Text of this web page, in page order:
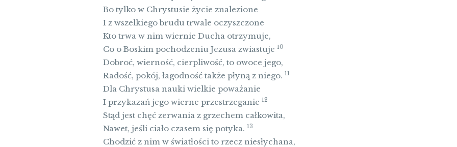
Bo tylko w Chrystusie życie znalezione
I z wszelkiego brudu trwale oczyszczone
Kto trwa w nim wiernie Ducha otrzymuje,
Co o Boskim pochodzeniu Jezusa zwiastuje 10
Dobroć, wierność, cierpliwość, to owoce jego,
Radość, pokój, łagodność także płyną z niego. 11
Dla Chrystusa nauki wielkie poważanie
I przykazań jego wierne przestrzeganie 12
Stąd jest chęć zerwania z grzechem całkowita,
Nawet, jeśli ciało czasem się potyka. 13
Chodzić z nim w światłości to rzecz niesłychana,